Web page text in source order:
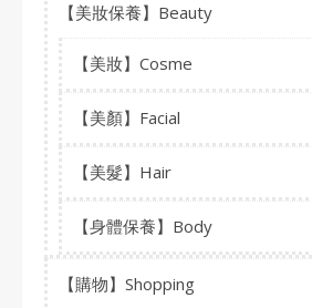
【美妝保養】Beauty
【美妝】Cosme
【美顏】Facial
【美髮】Hair
【身體保養】Body
【購物】Shopping